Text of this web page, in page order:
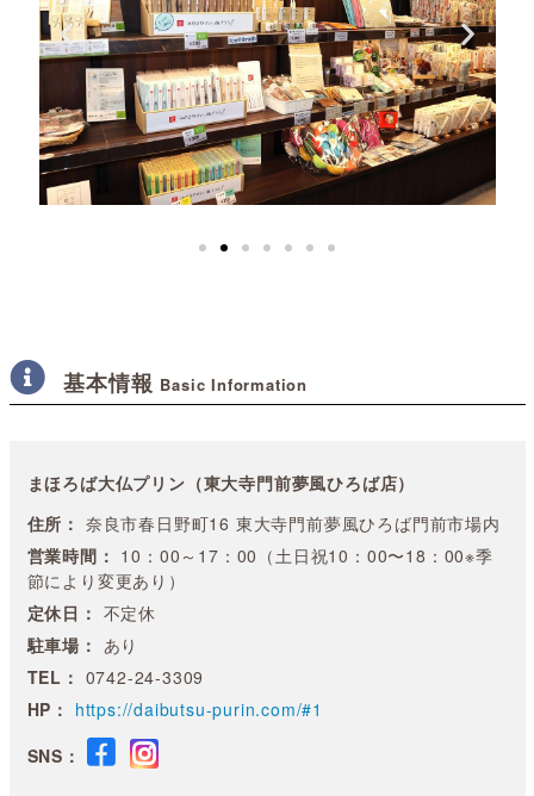
基本情報 Basic Information
まほろば大仏プリン（東大寺門前夢風ひろば店）
住所： 奈良市春日野町16 東大寺門前夢風ひろば門前市場内
営業時間： 10：00～17：00（土日祝10：00〜18：00※季
節により変更あり）
定休日： 不定休
駐車場： あり
TEL： 0742-24-3309
HP： https://daibutsu-purin.com/#1
SNS：